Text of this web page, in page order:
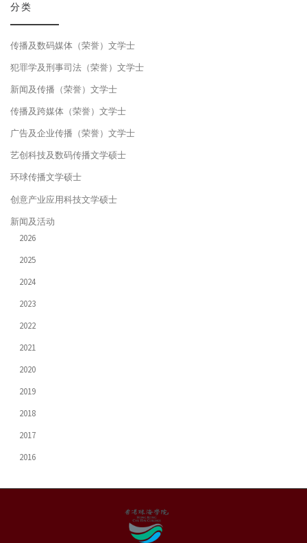
分类
传播及数码媒体（荣誉）文学士
犯罪学及刑事司法（荣誉）文学士
新闻及传播（荣誉）文学士
传播及跨媒体（荣誉）文学士
广告及企业传播（荣誉）文学士
艺创科技及数码传播文学硕士
环球传播文学硕士
创意产业应用科技文学硕士
新闻及活动
2026
2025
2024
2023
2022
2021
2020
2019
2018
2017
2016